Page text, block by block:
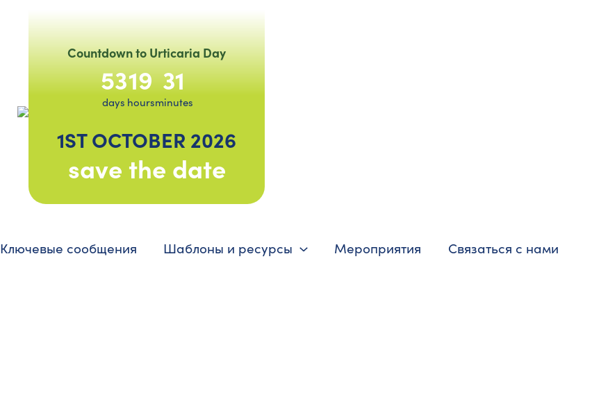
Countdown to Urticaria Day
53
days
19
hours
31
minutes
1ST OCTOBER 2026
save the date
Ключевые сообщения Шаблоны и ресурсы Мероприятия Связаться с нами